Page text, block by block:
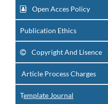
Open Acces Policy
Publication Ethics
Copyright And Lisence
Article Process Charges
Template Journal